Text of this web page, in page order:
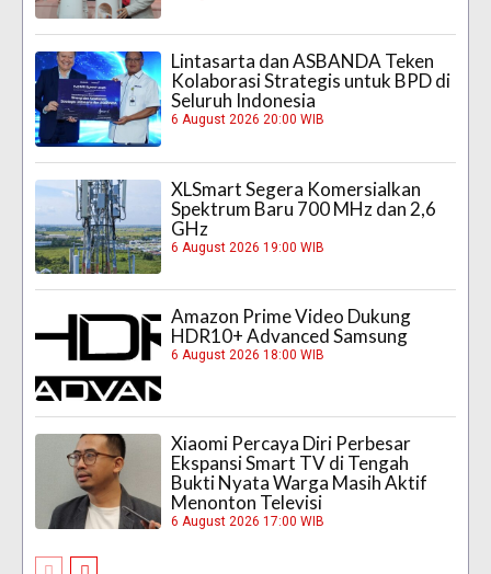
Lintasarta dan ASBANDA Teken
Kolaborasi Strategis untuk BPD di
Seluruh Indonesia
6 August 2026 20:00 WIB
XLSmart Segera Komersialkan
Spektrum Baru 700 MHz dan 2,6
GHz
6 August 2026 19:00 WIB
Amazon Prime Video Dukung
HDR10+ Advanced Samsung
6 August 2026 18:00 WIB
Xiaomi Percaya Diri Perbesar
Ekspansi Smart TV di Tengah
Bukti Nyata Warga Masih Aktif
Menonton Televisi
6 August 2026 17:00 WIB